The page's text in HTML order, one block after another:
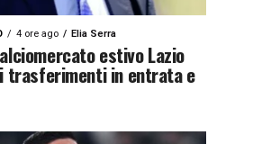
4 ore ago Elia Serra
estivo Lazio
trasferimenti in entrata e